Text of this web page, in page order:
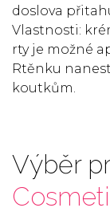
doslova
Vlastnosti:
rty je možné
Rtěnku
koutkům.
Výběr